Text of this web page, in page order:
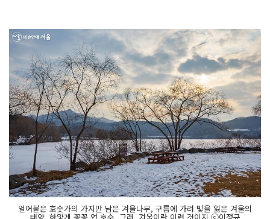
얼어붙은 호숫가의 가지만 남은 겨울나무, 구름에 가려 빛을 잃은 겨울의